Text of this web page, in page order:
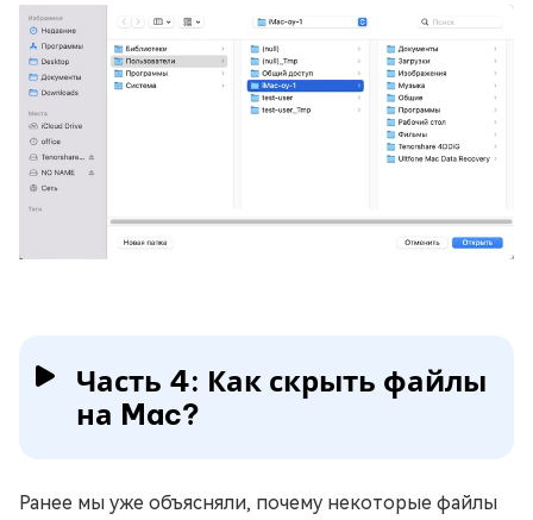
Часть 4: Как скрыть файлы
на Mac?
Ранее мы уже объясняли, почему некоторые файлы